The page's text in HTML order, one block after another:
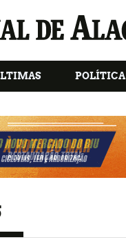
POLÍTICA